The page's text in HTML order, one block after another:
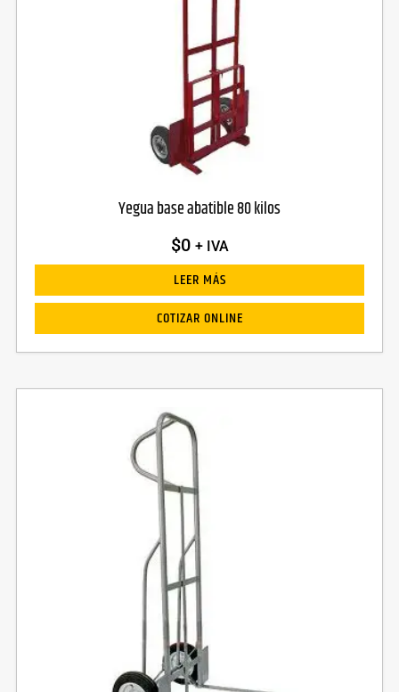
Yegua base abatible 80 kilos
$0 + IVA
LEER MÁS
COTIZAR ONLINE